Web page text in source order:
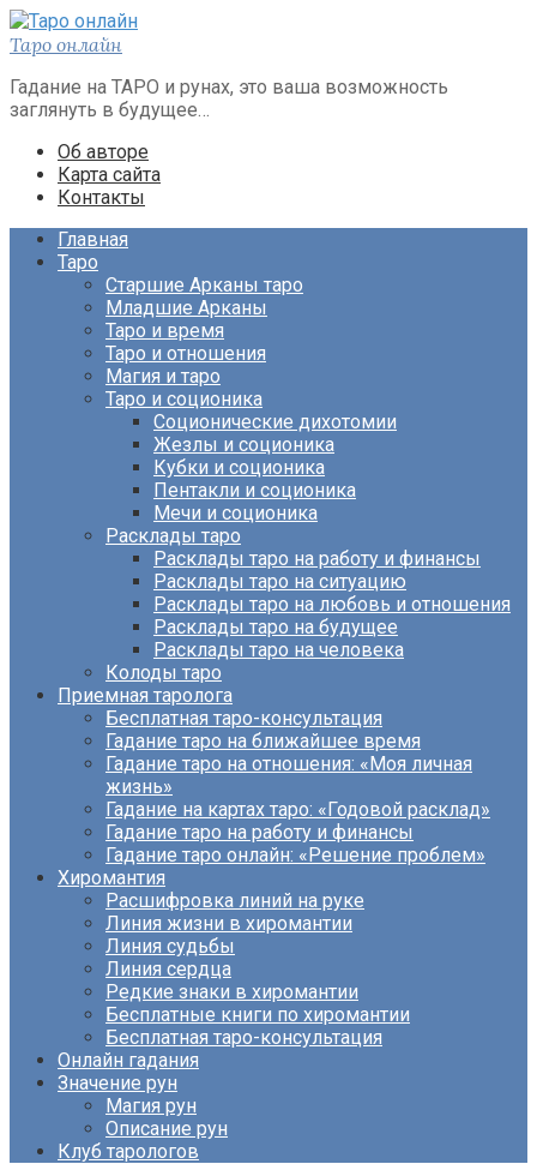
Перейти
к
Таро онлайн
Гадание на ТАРО и рунах, это ваша возможность
заглянуть в будущее…
Об авторе
Карта сайта
Контакты
Главная
Таро
Старшие Арканы таро
Младшие Арканы
Таро и время
Таро и отношения
Магия и таро
Таро и соционика
Соционические дихотомии
Жезлы и соционика
Кубки и соционика
Пентакли и соционика
Мечи и соционика
Расклады таро
Расклады таро на работу и финансы
Расклады таро на ситуацию
Расклады таро на любовь и отношения
Расклады таро на будущее
Расклады таро на человека
Колоды таро
Приемная таролога
Бесплатная таро-консультация
Гадание таро на ближайшее время
Гадание таро на отношения: «Моя личная
жизнь»
Гадание на картах таро: «Годовой расклад»
Гадание таро на работу и финансы
Гадание таро онлайн: «Решение проблем»
Хиромантия
Расшифровка линий на руке
Линия жизни в хиромантии
Линия судьбы
Линия сердца
Редкие знаки в хиромантии
Бесплатные книги по хиромантии
Бесплатная таро-консультация
Онлайн гадания
Значение рун
Магия рун
Описание рун
Клуб тарологов